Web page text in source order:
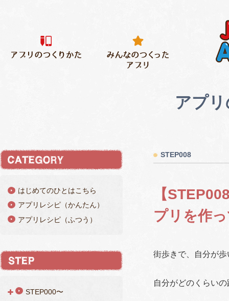
アプ
STEP008
【
プリを作
街歩きで、自分が
自分がどのくらい
はじめてのひとはこちら
アプリレシピ（かんたん）
アプリレシピ（ふつう）
STEP000〜